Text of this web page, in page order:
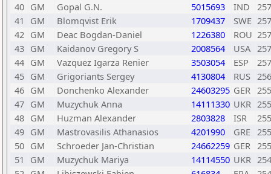
40 GM Gopal G.N. 5015693 IND
41
GM Blomqvist Erik 1709437 SWE
42 GM Deac Bogdan-Daniel 1226380 ROU
43 GM Kaidanov Gregory S 2008564 USA
44 GM Vazquez Igarza Renier 3503054 ESP
45 GM Grigoriants Sergey 4130804 RUS
46 GM Donchenko Alexander 24603295 GER
47 GM Muzychuk Anna 14111330 UKR
48 GM Huzman Alexander 2803828 ISR
49 GM Mastrovasilis Athanasios 4201990 GRE
50 GM Schroeder Jan-Christian 24662259 GER
51
GM Muzychuk Mariya 14114550 UKR